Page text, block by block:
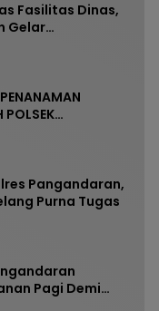
Fasilitas Dinas,
Gelar
POLSEK
PROGRAM
Pangandaran,
Purna Tugas
Pagi Demi